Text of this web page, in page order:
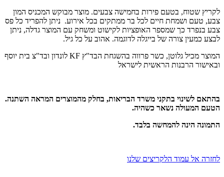
לקריץ שטוח, בטעם פירות בחמישה צבעים. מוצר מבוקש המכניס המון
צבע, טעם ושמחת חיים לכל בר ממתקים בכל אירוע. ניתן להפריד כל פס
צבע בנפרד כך שמספר האופציות לקישוט ומשחק עם המוצר גדלה, ניתן
לבצע כמעין צורה של בייגלה לדוגמה. אהוב על כל גיל.
המוצר מכיל גלוטן, כשר פרווה בהשגחת הבד"ץ KF לונדון ובד"צ בית יוסף
ובאישור הרבנות הראשית לישראל
בהתאם לשינוי בתקני משרד הבריאות, בחלק מהמוצרים המראה השתנה.
הטעם המעולה נשאר כשהיה.
התמונה הינה להמחשה בלבד.
לחזרה אל עמוד הלקריצים שלנו